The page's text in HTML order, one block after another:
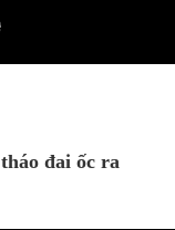
đai ốc ra